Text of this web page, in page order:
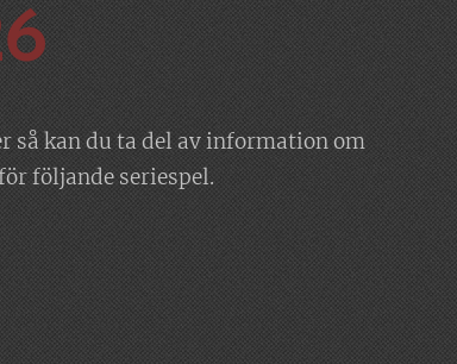
så kan du ta del av information om
följande seriespel.